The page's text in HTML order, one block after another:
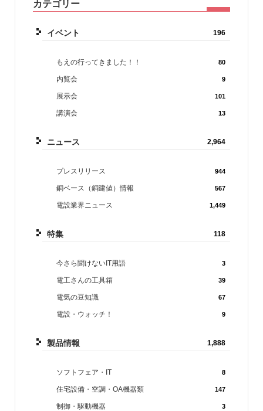
カテゴリー
イベント 196
もえの行ってきました！！ 80
内覧会 9
展示会 101
講演会 13
ニュース 2,964
プレスリリース 944
銅ベース（銅建値）情報 567
電設業界ニュース 1,449
特集 118
今さら聞けないIT用語 3
電工さんの工具箱 39
電気の豆知識 67
電設・ウォッチ！ 9
製品情報 1,888
ソフトフェア・IT 8
住宅設備・空調・OA機器類 147
制御・駆動機器 3